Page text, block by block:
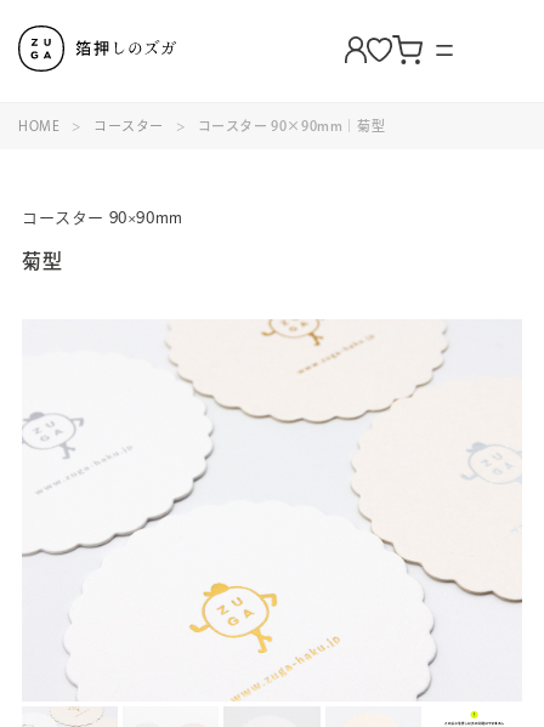
HOME コースター コースター 90×90mm｜菊型
コースター 90×90mm
菊型